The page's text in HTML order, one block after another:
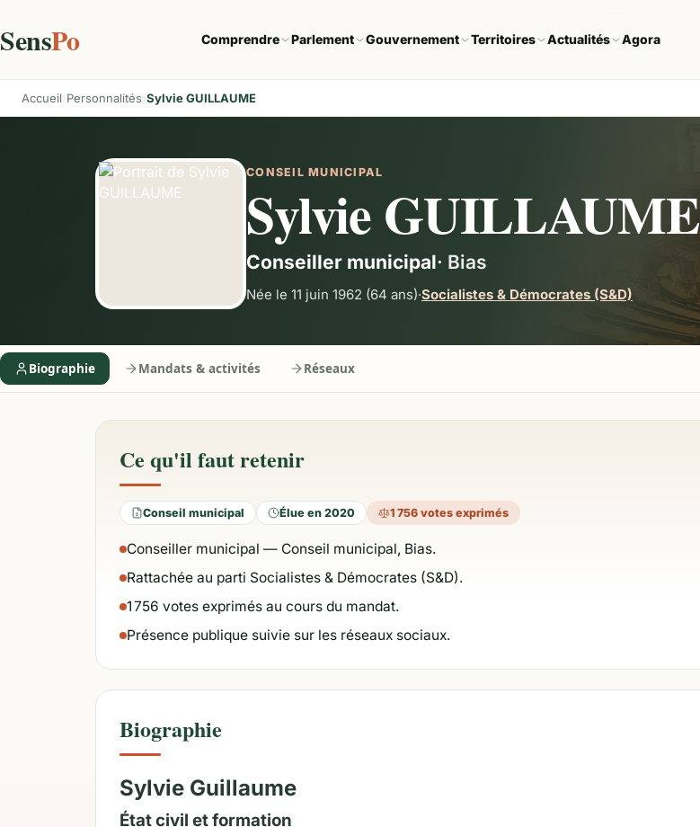
SensPo Comprendre Parlement Gouvernement Territoires Actualités Agora
Accueil Personnalités Sylvie GUILLAUME
CONSEIL MUNICIPAL
Sylvie GUILLAUME
Conseiller municipal· Bias
Née le 11 juin 1962 (64 ans)·Socialistes & Démocrates (S&D)
Biographie Mandats & activités Réseaux
Ce qu'il faut retenir
Conseil municipal Élue en 2020 1 756 votes exprimés
Conseiller municipal — Conseil municipal, Bias.
Rattachée au parti Socialistes & Démocrates (S&D).
1 756 votes exprimés au cours du mandat.
Présence publique suivie sur les réseaux sociaux.
Biographie
Sylvie Guillaume
État civil et formation